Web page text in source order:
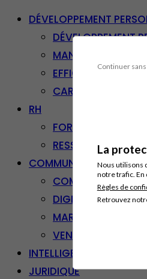
Continuer
La
Nous utilisons
notre trafic. En
Règles de
Retrouvez
DÉVELOPPEMENT
DÉVELOPPEMENT
MANAGEMENT
EFFICACITÉ
CARRIÈRE &
RH
FORMATION
RESSOURCES
COMMUNICATION/
COMMUNICATION
DIGITAL
MARKETING
VENTE – RELATION
INTELLIGENCE
JURIDIQUE